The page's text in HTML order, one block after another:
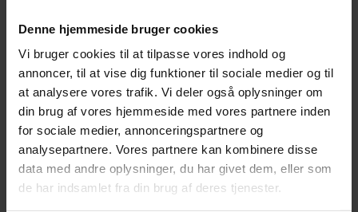
Denne hjemmeside bruger cookies
Vi bruger cookies til at tilpasse vores indhold og
annoncer, til at vise dig funktioner til sociale medier og til
at analysere vores trafik. Vi deler også oplysninger om
din brug af vores hjemmeside med vores partnere inden
for sociale medier, annonceringspartnere og
analysepartnere. Vores partnere kan kombinere disse
data med andre oplysninger, du har givet dem, eller som
de har indsamlet fra din brug af deres tjenester.
rapportering i 2027.
Kontakt os
Står I over for at skulle gennemføre en dobbelt
væsentlighedsanalyse? Vi guider jer gennem hele
processen og sikrer, at I opfylder alle CSRD’s krav til
bæredygtighedsrapportering. Kontakt Beierholm
Bæredygtighed for en uforpligtende samtale om,
hvordan vi kan støtte jeres virksomhed med ESG og